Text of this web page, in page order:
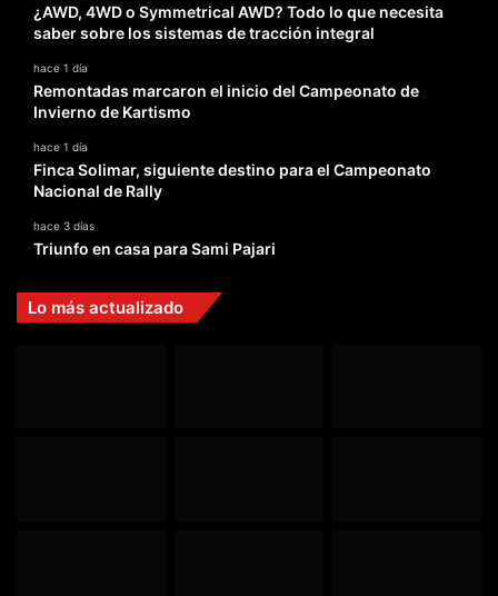
¿AWD, 4WD o Symmetrical AWD? Todo lo que necesita
saber sobre los sistemas de tracción integral
hace 1 día
Remontadas marcaron el inicio del Campeonato de
Invierno de Kartismo
hace 1 día
Finca Solimar, siguiente destino para el Campeonato
Nacional de Rally
hace 3 días
Triunfo en casa para Sami Pajari
Lo más actualizado